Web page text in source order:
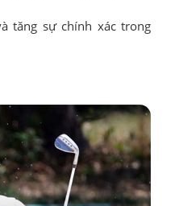
tăng sự chính xác trong